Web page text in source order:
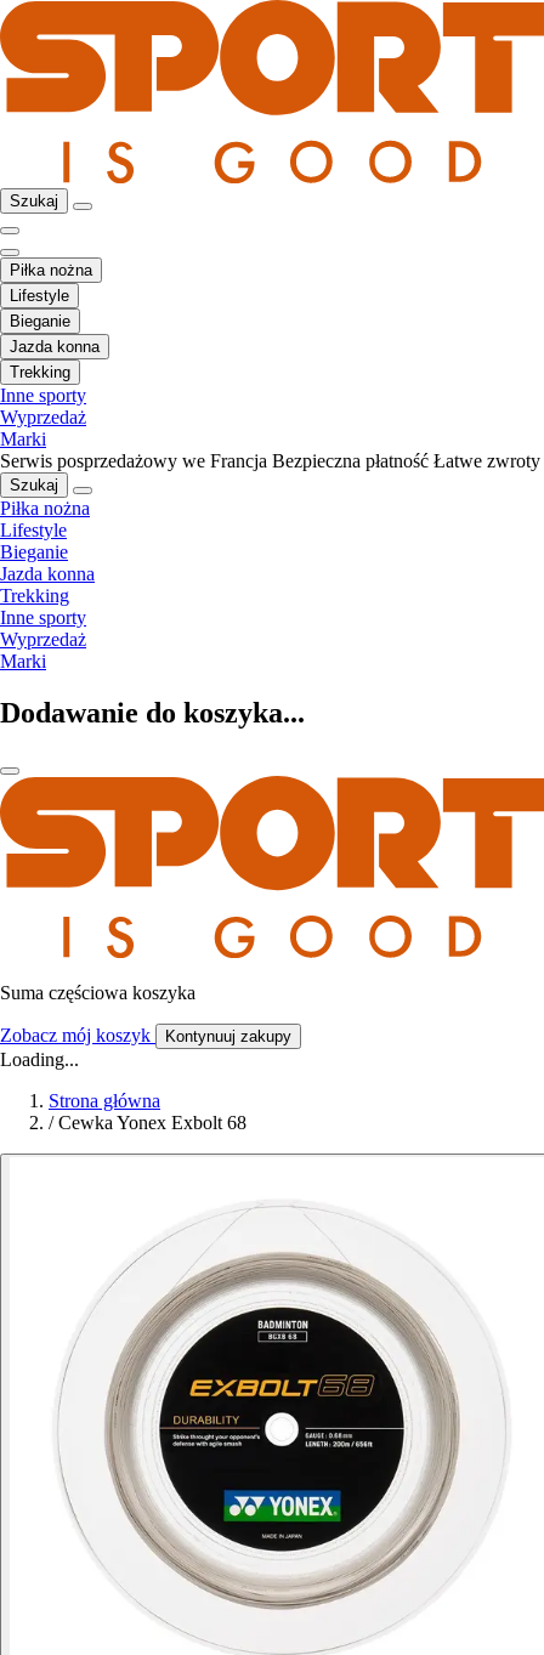
Szukaj
Piłka nożna
Lifestyle
Bieganie
Jazda konna
Trekking
Inne sporty
Wyprzedaż
Marki
Serwis posprzedażowy we Francja Bezpieczna płatność Łatwe zwroty
Szukaj
Piłka nożna
Lifestyle
Bieganie
Jazda konna
Trekking
Inne sporty
Wyprzedaż
Marki
Dodawanie do koszyka...
Suma częściowa koszyka
Zobacz mój koszyk Kontynuuj zakupy
Loading...
Strona główna
/ Cewka Yonex Exbolt 68